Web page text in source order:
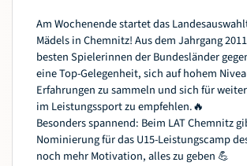
Am Wochenende startet das
Mädels in Chemnitz! Aus dem Jahrgang
besten Spielerinnen der Bundesländer
eine Top-Gelegenheit, sich auf hohem
Erfahrungen zu sammeln und sich für
im Leistungssport zu empfehlen.🔥
Besonders spannend: Beim LAT Chemnitz
Nominierung für das U15-Leistungscamp
noch mehr Motivation, alles zu geben 💪